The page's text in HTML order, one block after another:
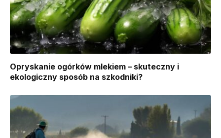
Opryskanie ogórków mlekiem – skuteczny i
ekologiczny sposób na szkodniki?